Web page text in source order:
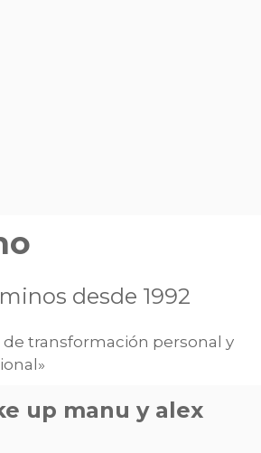
desde 1992
transformación personal y
up manu y alex